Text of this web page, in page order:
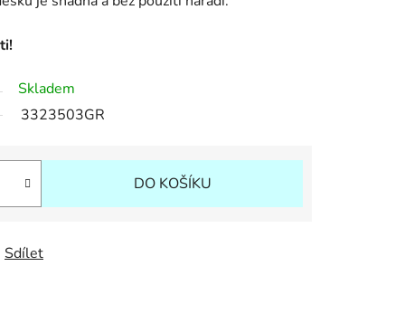
Skladem
3323503GR
DO KOŠÍKU
Sdílet